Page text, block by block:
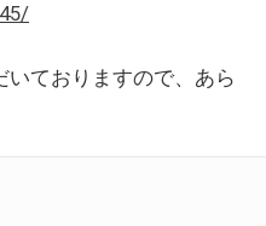
ておりますので、あら